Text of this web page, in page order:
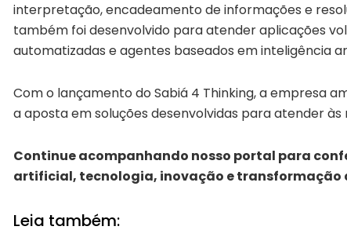
interpretação, encadeamento de informações e
também foi desenvolvido para atender aplicações
automatizadas e agentes baseados em inteligência
Com o lançamento do Sabiá 4 Thinking, a empresa
a aposta em soluções desenvolvidas para atender
Continue acompanhando nosso portal para
artificial, tecnologia, inovação e transformação
Leia também: